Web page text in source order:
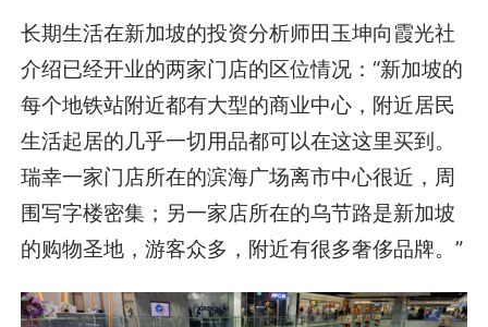
长期生活在新加坡的投资分析师田玉坤向霞光社
介绍已经开业的两家门店的区位情况：“新加坡的
每个地铁站附近都有大型的商业中心，附近居民
生活起居的几乎一切用品都可以在这这里买到。
瑞幸一家门店所在的滨海广场离市中心很近，周
围写字楼密集；另一家店所在的乌节路是新加坡
的购物圣地，游客众多，附近有很多奢侈品牌。”